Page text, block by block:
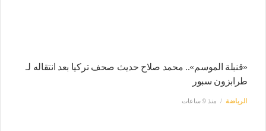
«قنبلة الموسم».. محمد صلاح حديث صحف تركيا بعد انتقاله لـ
طرابزون سبور
الرياضة منذ 9 ساعات